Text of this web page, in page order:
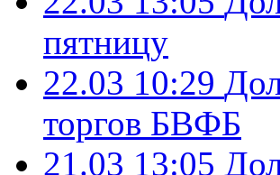
пятницу
22.03 10:29
торгов БВФБ
21.03 13:05